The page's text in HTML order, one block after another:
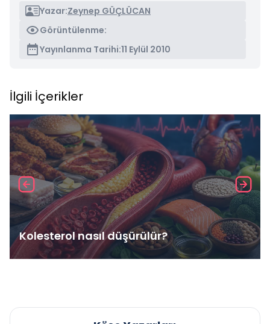
Yazar:Zeynep GÜÇLÜCAN
Görüntülenme:
Yayınlanma Tarihi:11 Eylül 2010
İlgili İçerikler
Kolesterol nasıl düşürülür?